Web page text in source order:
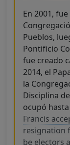
En 2001,
Pueblos,
Pontificio
fue creado
2014, el
la
Disciplina
ocupó
Francis
resignation
be electors